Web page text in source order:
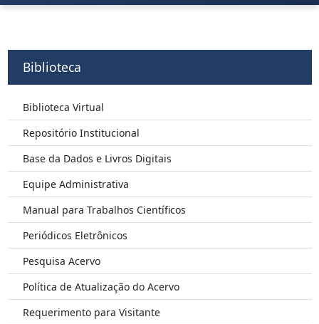
Biblioteca
Biblioteca Virtual
Repositório Institucional
Base da Dados e Livros Digitais
Equipe Administrativa
Manual para Trabalhos Científicos
Periódicos Eletrônicos
Pesquisa Acervo
Política de Atualização do Acervo
Requerimento para Visitante